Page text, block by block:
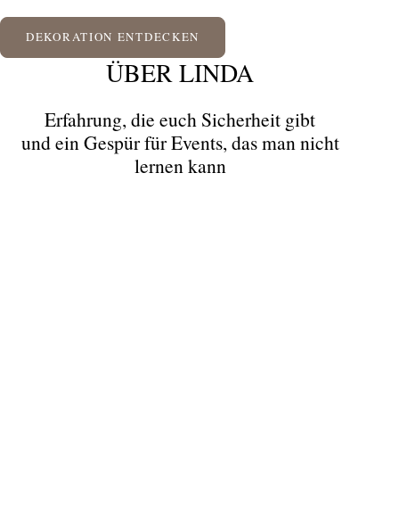
DEKORATION ENTDECKEN
ÜBER LINDA
Erfahrung, die euch Sicherheit gibt
und ein Gespür für Events, das man nicht
lernen kann